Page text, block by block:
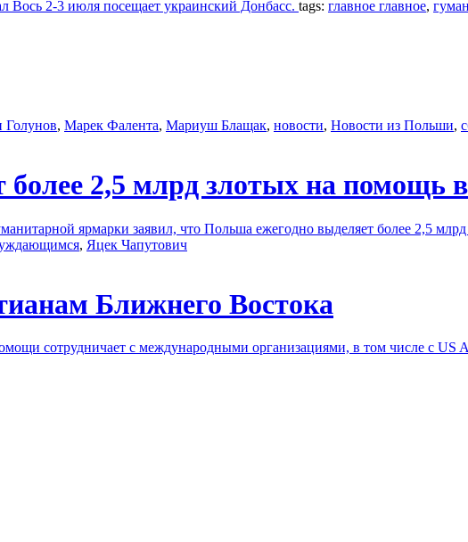
2-3 июля посещает украинский Донбасс. tags: главное главное,
Голунов, Марек Фалента, Мариуш Блащак, новости, Новости из Польши,
2,5 млрд злотых на помощь
ярмарки заявил, что Польша ежегодно выделяет более 2,5
, Яцек Чапутович
Ближнего Востока
сотрудничает с международными организациями, в том числе с US